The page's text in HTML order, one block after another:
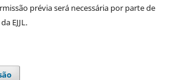
prévia será necessária por parte de
EJJL.